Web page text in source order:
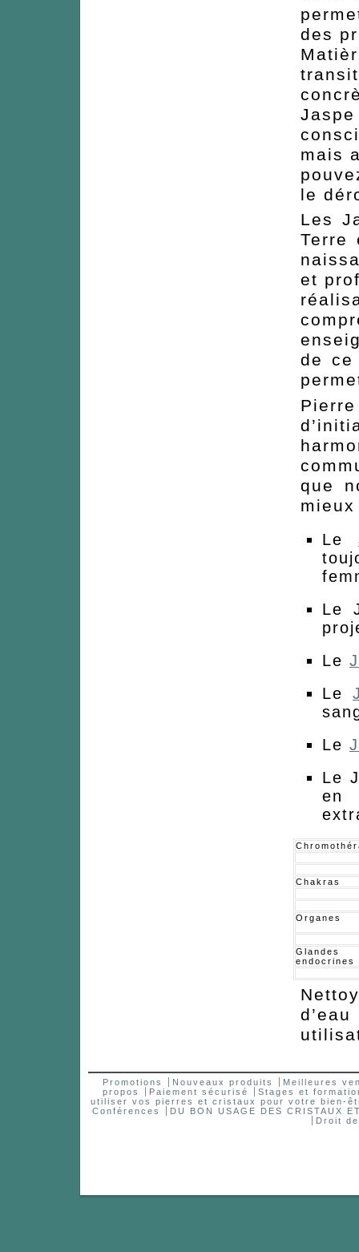
des
mais
le
Les
Terre
et
de ce
que
Le
Le
Le
Le
Le
Le
en
Chakras
Organes
Glandes
endocrines
Promotions Nouveaux produits
Meilleures
propos
Paiement sécurisé
Stages et
utiliser vos pierres et cristaux pour votre bien-
Conférences
DU BON USAGE DES CRISTAUX
Droit